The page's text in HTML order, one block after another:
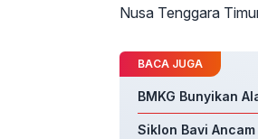
Nusa Tenggara
BACA JUGA
BMKG Bunyikan
Siklon Bavi